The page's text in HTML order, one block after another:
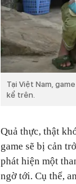
Tại Việt Nam,
kể trên.
Quả thực, thật
game sẽ bị cản
phát hiện một
ngờ tới. Cụ thể,